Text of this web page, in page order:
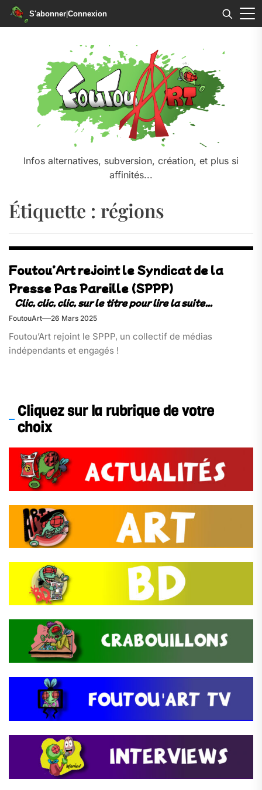
S'abonner|Connexion
Infos alternatives, subversion, création, et plus si
affinités...
Étiquette : régions
Foutou’Art rejoint le Syndicat de la
Presse Pas Pareille (SPPP)
FoutouArt 26 Mars 2025
Foutou’Art rejoint le SPPP, un collectif de médias
indépendants et engagés !
Cliquez sur la rubrique de votre
choix